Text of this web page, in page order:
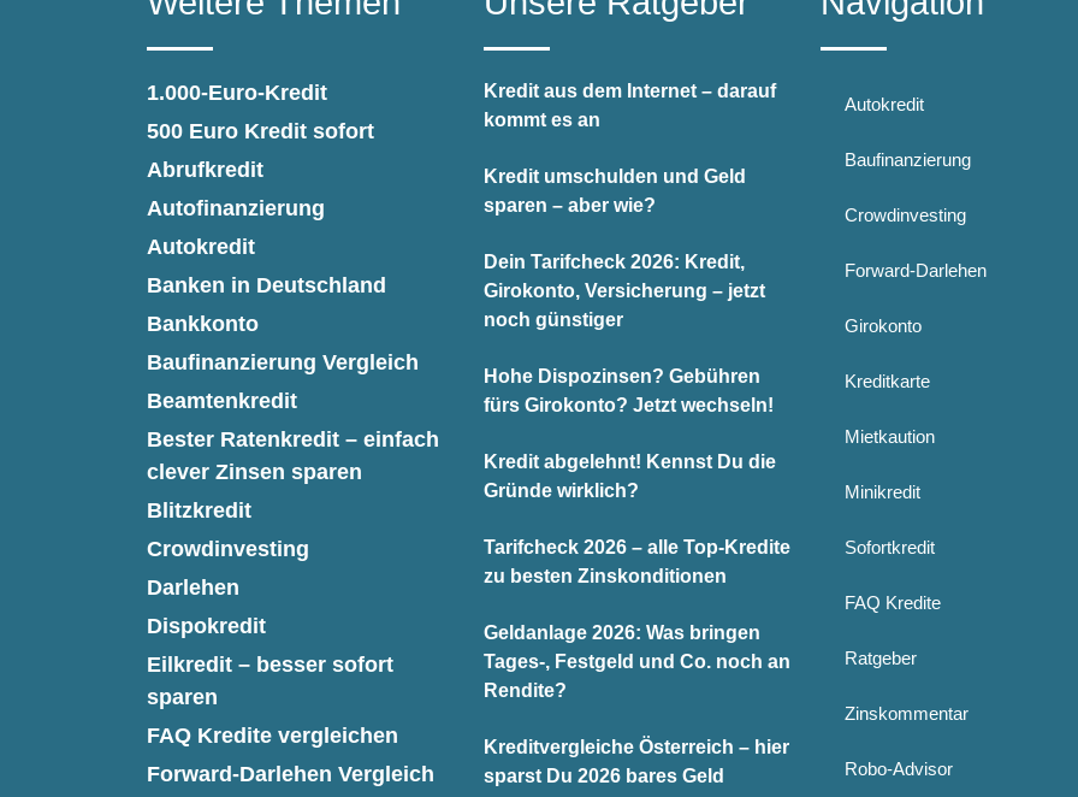
1.000-Euro-Kredit
500 Euro Kredit sofort
Abrufkredit
Autofinanzierung
Autokredit
Banken in Deutschland
Bankkonto
Baufinanzierung Vergleich
Beamtenkredit
Bester Ratenkredit – einfach
clever Zinsen sparen
Blitzkredit
Crowdinvesting
Darlehen
Dispokredit
Eilkredit – besser sofort
sparen
FAQ Kredite vergleichen
Forward-Darlehen Vergleich
Kredit aus dem Internet – darauf
kommt es an
Kredit umschulden und Geld
sparen – aber wie?
Dein Tarifcheck 2026: Kredit,
Girokonto, Versicherung – jetzt
noch günstiger
Hohe Dispozinsen? Gebühren
fürs Girokonto? Jetzt wechseln!
Kredit abgelehnt! Kennst Du die
Gründe wirklich?
Tarifcheck 2026 – alle Top-Kredite
zu besten Zinskonditionen
Geldanlage 2026: Was bringen
Tages-, Festgeld und Co. noch an
Rendite?
Kreditvergleiche Österreich – hier
sparst Du 2026 bares Geld
Autokredit
Baufinanzierung
Crowdinvesting
Forward-Darlehen
Girokonto
Kreditkarte
Mietkaution
Minikredit
Sofortkredit
FAQ Kredite
Ratgeber
Zinskommentar
Robo-Advisor